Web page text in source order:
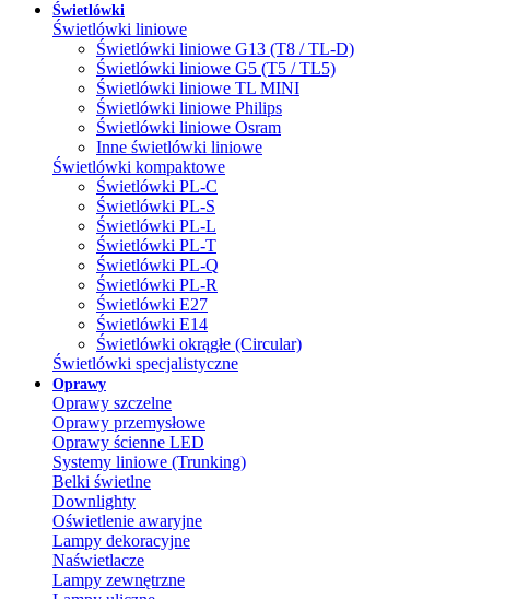
Świetlówki
Świetlówki liniowe
Świetlówki liniowe G13 (T8 / TL-D)
Świetlówki liniowe G5 (T5 / TL5)
Świetlówki liniowe TL MINI
Świetlówki liniowe Philips
Świetlówki liniowe Osram
Inne świetlówki liniowe
Świetlówki kompaktowe
Świetlówki PL-C
Świetlówki PL-S
Świetlówki PL-L
Świetlówki PL-T
Świetlówki PL-Q
Świetlówki PL-R
Świetlówki E27
Świetlówki E14
Świetlówki okrągłe (Circular)
Świetlówki specjalistyczne
Oprawy
Oprawy szczelne
Oprawy przemysłowe
Oprawy ścienne LED
Systemy liniowe (Trunking)
Belki świetlne
Downlighty
Oświetlenie awaryjne
Lampy dekoracyjne
Naświetlacze
Lampy zewnętrzne